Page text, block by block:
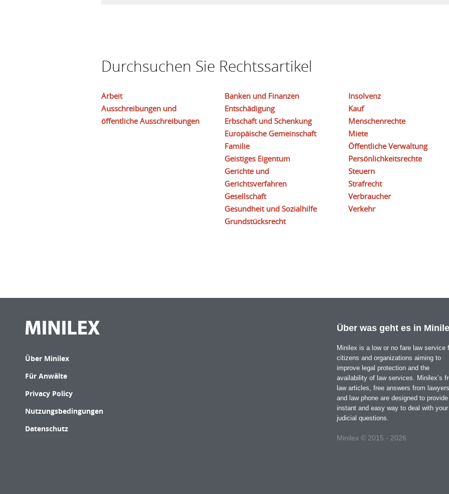
Durchsuchen Sie Rechtssartikel
Arbeit
Ausschreibungen und
öffentliche Ausschreibungen
Banken und Finanzen
Entschädigung
Erbschaft und Schenkung
Europäische Gemeinschaft
Familie
Geistiges Eigentum
Gerichte und
Gerichtsverfahren
Gesellschaft
Gesundheit und Sozialhilfe
Grundstücksrecht
Insolvenz
Kauf
Menschenrechte
Miete
Öffentliche Verwaltung
Persönlichkeitsrechte
Steuern
Strafrecht
Verbraucher
Verkehr
Über Minilex
Für Anwälte
Privacy Policy
Nutzungsbedingungen
Datenschutz
Über was geht es in
Minilex is a low or no fare law service
citizens and organizations aiming to
improve legal protection and the
availability of law services. Minilex’s
law articles, free answers from lawyers
and law phone are designed to
instant and easy way to deal with your
judicial questions.
Minilex © 2015 - 2026